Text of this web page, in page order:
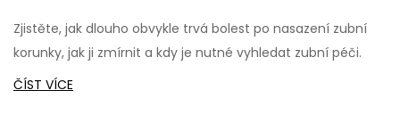
Zjistěte, jak dlouho obvykle trvá bolest po nasazení zubní
korunky, jak ji zmírnit a kdy je nutné vyhledat zubní péči.
ČÍST VÍCE